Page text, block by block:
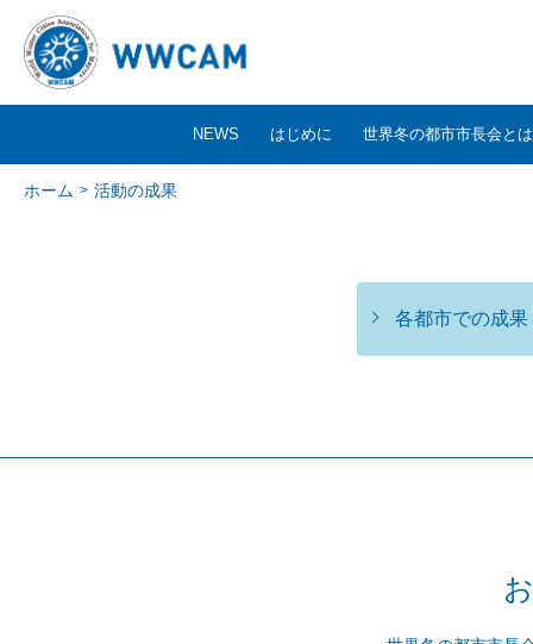
NEWS はじめに 世界冬の都市市長会とは
ホーム 活動の成果
各都市での成果